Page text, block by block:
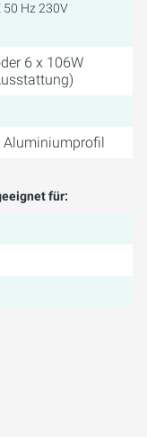
50 Hz 230V
6 x 106W
für: